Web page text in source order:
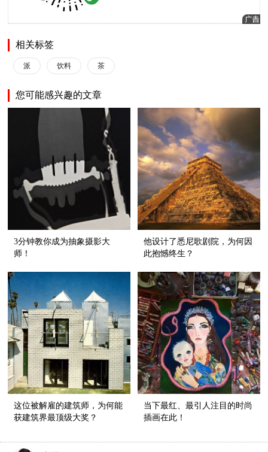
相关标签
派 饮料 茶
您可能感兴趣的文章
3分钟教你成为抽象摄影大
师！
他设计了悉尼歌剧院，为何因
此抱憾终生？
这位被解雇的建筑师，为何能
获建筑界最顶级大奖？
当下最红、最引人注目的时尚
插画在此！